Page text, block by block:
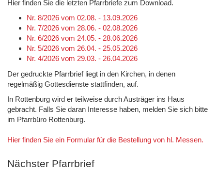
Hier finden Sie die letzten Pfarrbriefe zum Download.
Nr. 8/2026 vom 02.08. - 13.09.2026
Nr. 7/2026 vom 28.06. - 02.08.2026
Nr. 6/2026 vom 24.05. - 28.06.2026
Nr. 5/2026 vom 26.04. - 25.05.2026
Nr. 4/2026 vom 29.03. - 26.04.2026
Der gedruckte Pfarrbrief liegt in den Kirchen, in denen
regelmäßig Gottesdienste stattfinden, auf.
In Rottenburg wird er teilweise durch Austräger ins Haus
gebracht. Falls Sie daran Interesse haben, melden Sie sich bitte
im Pfarrbüro Rottenburg.
Hier finden Sie ein Formular für die Bestellung von hl. Messen.
Nächster Pfarrbrief